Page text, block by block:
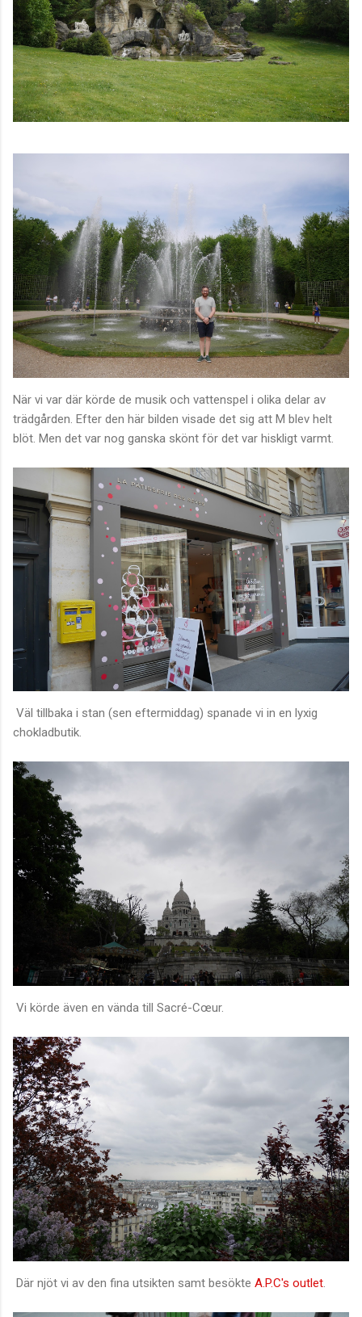
När vi var där körde de musik och vattenspel i olika delar av
trädgården. Efter den här bilden visade det sig att M blev helt
blöt. Men det var nog ganska skönt för det var hiskligt varmt.
Väl tillbaka i stan (sen eftermiddag) spanade vi in en lyxig
chokladbutik.
Vi körde även en vända till Sacré-Cœur.
Där njöt vi av den fina utsikten samt besökte A.P.C's outlet